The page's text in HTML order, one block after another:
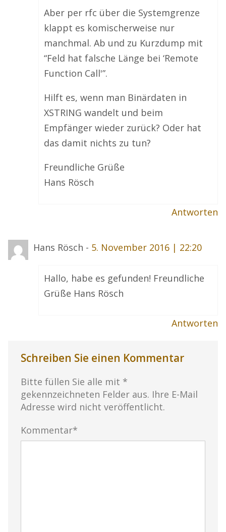
Aber per rfc über die Systemgrenze
klappt es komischerweise nur
manchmal. Ab und zu Kurzdump mit
“Feld hat falsche Länge bei ‘Remote
Function Call'”.
Hilft es, wenn man Binärdaten in
XSTRING wandelt und beim
Empfänger wieder zurück? Oder hat
das damit nichts zu tun?
Freundliche Grüße
Hans Rösch
Antworten
Hans Rösch - 5. November 2016 | 22:20
Hallo, habe es gefunden! Freundliche
Grüße Hans Rösch
Antworten
Schreiben Sie einen Kommentar
Bitte füllen Sie alle mit *
gekennzeichneten Felder aus. Ihre E-Mail
Adresse wird nicht veröffentlicht.
Kommentar*